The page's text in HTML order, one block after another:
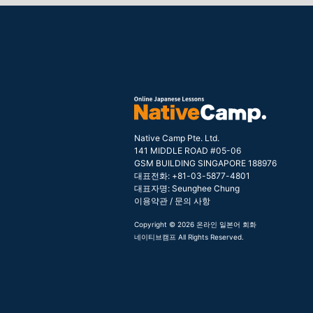
Native Camp Pte. Ltd.
141 MIDDLE ROAD #05-06
GSM BUILDING SINGAPORE 188976
대표전화: +81-03-5877-4801
대표자명: Seunghee Chung
이용약관 / 문의 사항
Copyright © 2026 온라인 일본어 회화
네이티브캠프 All Rights Reserved.